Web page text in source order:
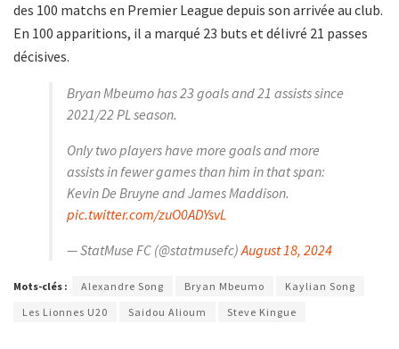
des 100 matchs en Premier League depuis son arrivée au club.
En 100 apparitions, il a marqué 23 buts et délivré 21 passes
décisives.
Bryan Mbeumo has 23 goals and 21 assists since
2021/22 PL season.
Only two players have more goals and more
assists in fewer games than him in that span:
Kevin De Bruyne and James Maddison.
pic.twitter.com/zuO0ADYsvL
— StatMuse FC (@statmusefc)August 18, 2024
Mots-clés : Alexandre Song Bryan Mbeumo
Kaylian Song
Les Lionnes U20
Saidou Alioum Steve Kingue